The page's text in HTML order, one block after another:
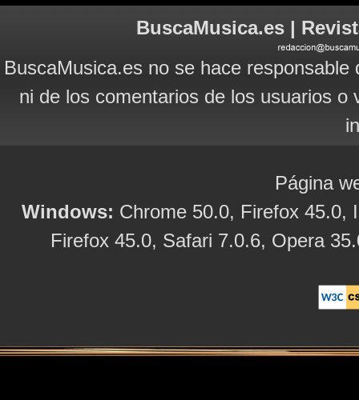
BuscaMusica.es |
BuscaMusica.es no se hace
ni de los comentarios de los usuarios
Página
Windows: Chrome 50.0, Firefox 45.0,
Firefox 45.0, Safari 7.0.6, Opera